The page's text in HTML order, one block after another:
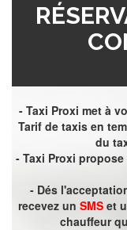
- Taxi Proxi met à
Tarif de taxis en
du
- Taxi Proxi
- Dés
recevez un SMSet
chauffeur